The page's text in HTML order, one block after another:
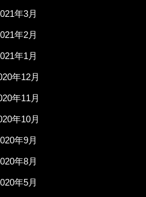
年3月
年2月
年1月
年12月
年11月
年10月
年9月
年8月
年5月